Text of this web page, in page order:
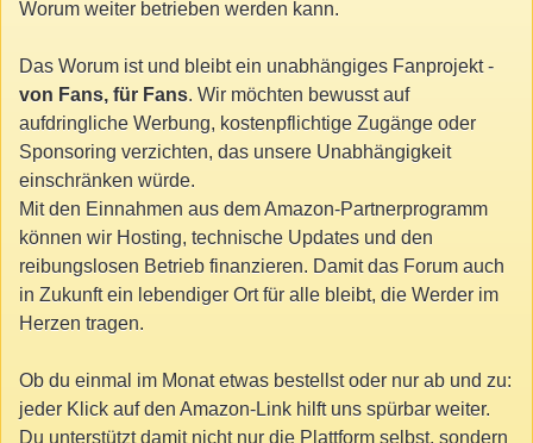
Worum weiter betrieben werden kann.
Das Worum ist und bleibt ein unabhängiges Fanprojekt -
von Fans, für Fans. Wir möchten bewusst auf
aufdringliche Werbung, kostenpflichtige Zugänge oder
Sponsoring verzichten, das unsere Unabhängigkeit
einschränken würde.
Mit den Einnahmen aus dem Amazon-Partnerprogramm
können wir Hosting, technische Updates und den
reibungslosen Betrieb finanzieren. Damit das Forum auch
in Zukunft ein lebendiger Ort für alle bleibt, die Werder im
Herzen tragen.
Ob du einmal im Monat etwas bestellst oder nur ab und zu:
jeder Klick auf den Amazon-Link hilft uns spürbar weiter.
Du unterstützt damit nicht nur die Plattform selbst, sondern